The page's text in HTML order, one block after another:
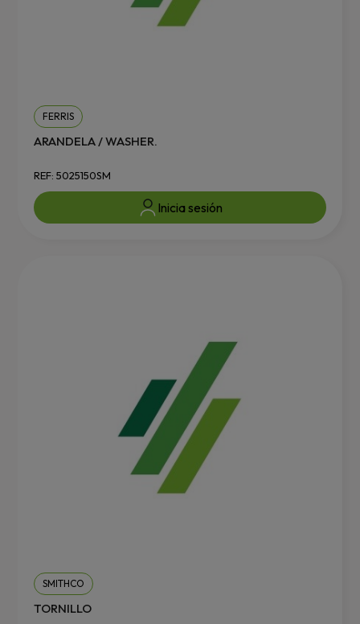
FERRIS
ARANDELA / WASHER.
REF: 5025150SM
Inicia sesión
SMITHCO
TORNILLO